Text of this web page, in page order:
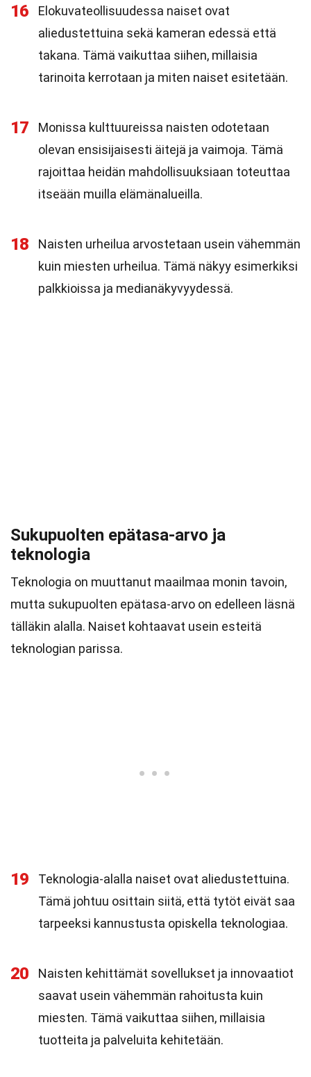
16
Elokuvateollisuudessa naiset ovat
aliedustettuina sekä kameran edessä että
takana. Tämä vaikuttaa siihen, millaisia
tarinoita kerrotaan ja miten naiset esitetään.
17
Monissa kulttuureissa naisten odotetaan
olevan ensisijaisesti äitejä ja vaimoja. Tämä
rajoittaa heidän mahdollisuuksiaan toteuttaa
itseään muilla elämänalueilla.
18
Naisten urheilua arvostetaan usein vähemmän
kuin miesten urheilua. Tämä näkyy esimerkiksi
palkkioissa ja medianäkyvyydessä.
Sukupuolten epätasa-arvo ja
teknologia
Teknologia on muuttanut maailmaa monin tavoin,
mutta sukupuolten epätasa-arvo on edelleen läsnä
tälläkin alalla. Naiset kohtaavat usein esteitä
teknologian parissa.
19
Teknologia-alalla naiset ovat aliedustettuina.
Tämä johtuu osittain siitä, että tytöt eivät saa
tarpeeksi kannustusta opiskella teknologiaa.
20
Naisten kehittämät sovellukset ja innovaatiot
saavat usein vähemmän rahoitusta kuin
miesten. Tämä vaikuttaa siihen, millaisia
tuotteita ja palveluita kehitetään.